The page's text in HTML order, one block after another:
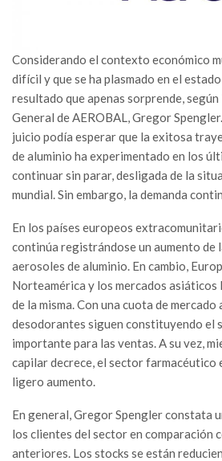
Considerando el contexto económico
difícil y que se ha plasmado en el
resultado que apenas sorprende,
General de AEROBAL, Gregor
juicio podía esperar que la exitosa
de aluminio ha experimentado en los
continuar sin parar, desligada de la
mundial. Sin embargo, la demanda
En los países europeos
continúa registrándose un aumento de
aerosoles de aluminio. En cambio,
Norteamérica y los mercados
de la misma. Con una cuota de
desodorantes siguen constituyendo el
importante para las ventas. A su vez,
capilar decrece, el sector farmacéutico
ligero aumento.
En general, Gregor Spengler constata
los clientes del sector en comparación
anteriores. Los stocks se están